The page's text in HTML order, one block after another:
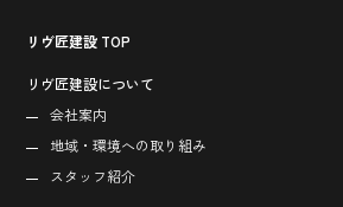
リヴ匠建設 TOP
リヴ匠建設について
会社案内
地域・環境への取り組み
スタッフ紹介